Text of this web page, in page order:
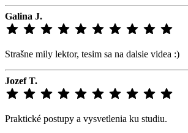
Galina J.
Strašne mily lektor, tesim sa na dalsie videa :)
Jozef T.
Praktické postupy a vysvetlenia ku studiu.